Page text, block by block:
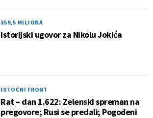
359,5 MILIONA
Istorijski ugovor za Nikolu Jokića
ISTOČNI FRONT
Rat – dan 1.622: Zelenski spreman na
pregovore; Rusi se predali; Pogođeni